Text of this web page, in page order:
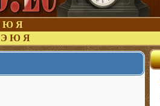
Ю Я
Э Ю Я